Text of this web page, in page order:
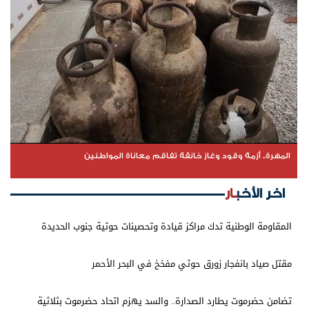
المهرة.. أزمة وقود وغاز خانقة تفاقم معاناة المواطنين
اخر الأخبار
المقاومة الوطنية تدك مراكز قيادة وتحصينات حوثية جنوب الحديدة
مقتل صياد بانفجار زورق حوثي مفخخ في البحر الأحمر
تضامن حضرموت يطارد الصدارة.. والسد يهزم اتحاد حضرموت بثلاثية